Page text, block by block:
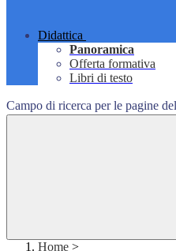
Didattica
Panoramica
Offerta formativa
Libri di testo
Campo di ricerca per le pagine
Home >